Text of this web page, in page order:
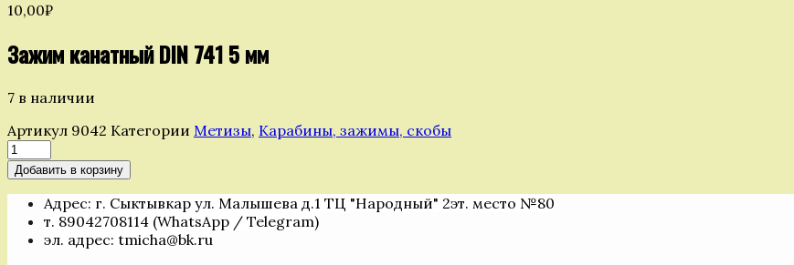
10,00₽
Зажим канатный DIN 741 5 мм
7 в наличии
Артикул 9042 Категории Метизы, Карабины, зажимы, скобы
Количество
товара
Зажим
канатный
DIN
741
Добавить в корзину
Адрес: г. Сыктывкар ул. Малышева д.1 ТЦ "Народный" 2эт. место №80
т. 89042708114 (WhatsApp / Telegram)
эл. адрес: tmicha@bk.ru